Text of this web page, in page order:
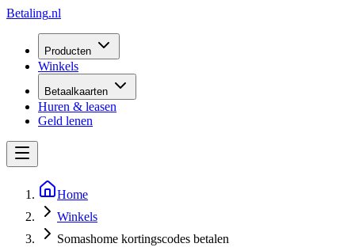
Betaling.nl
Producten
Winkels
Betaalkaarten
Huren & leasen
Geld lenen
Home
Winkels
Somashome kortingscodes betalen